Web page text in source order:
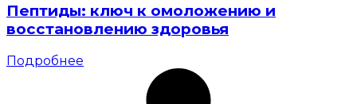
Пептиды: ключ к омоложению и
восстановлению здоровья
Подробнее